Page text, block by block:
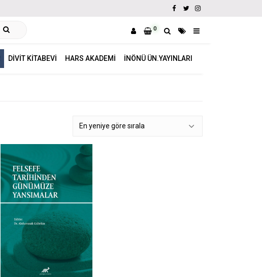
0
DIVIT KITABEVI HARS AKADEMI İNÖNÜ ÜN.YAYINLARI